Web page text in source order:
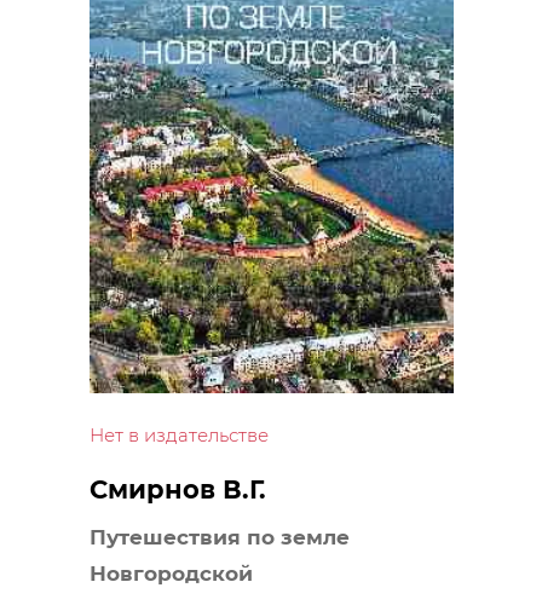
Нет в издательстве
Смирнов В.Г.
Путешествия по земле
Новгородской